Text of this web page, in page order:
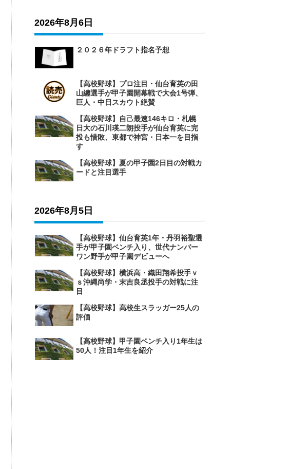
2026年8月6日
２０２６年ドラフト指名予想
【高校野球】プロ注目・仙台育英の田
山纏選手が甲子園開幕戦で大会1号弾、
巨人・中日スカウト絶賛
【高校野球】自己最速146キロ・札幌
日大の石川瑛二朗投手が仙台育英に完
投も惜敗、東都で神宮・日本一を目指
す
【高校野球】夏の甲子園2日目の対戦カ
ードと注目選手
2026年8月5日
【高校野球】仙台育英1年・丹羽裕聖選
手が甲子園ベンチ入り、世代ナンバー
ワン野手が甲子園デビューへ
【高校野球】横浜高・織田翔希投手ｖ
ｓ沖縄尚学・末吉良丞投手の対戦に注
目
【高校野球】高校生スラッガー25人の
評価
【高校野球】甲子園ベンチ入り1年生は
50人！注目1年生を紹介